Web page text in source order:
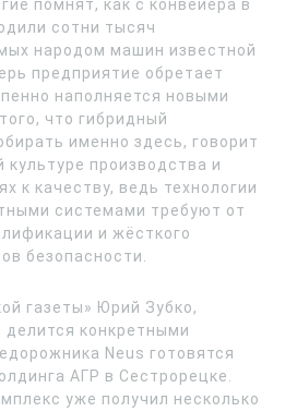
помнят, как с конвейера в
сотни тысяч
народом машин известной
предприятие обретает
наполняется новыми
что гибридный
именно здесь, говорит
производства и
к качеству, ведь технологии
системами требуют от
и жёсткого
безопасности.
газеты» Юрий Зубко,
конкретными
Neus готовятся
АГР в Сестрорецке.
уже получил несколько